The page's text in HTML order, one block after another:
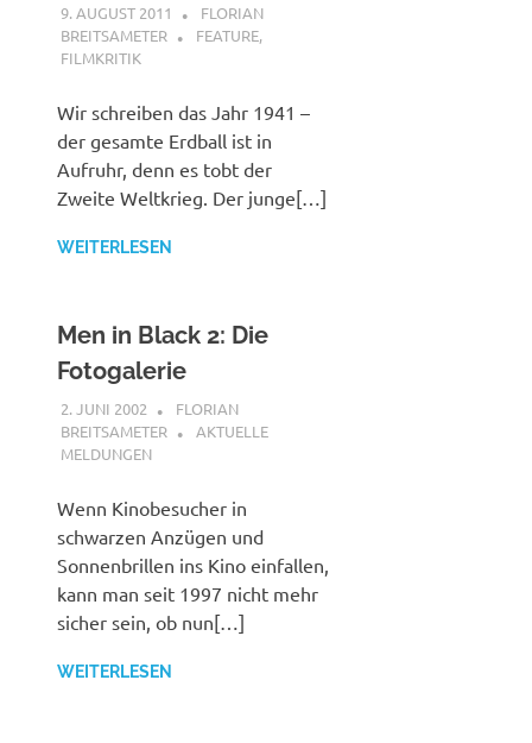
9. AUGUST 2011
FLORIAN
BREITSAMETER
FEATURE,
FILMKRITIK
Wir schreiben das Jahr 1941 –
der gesamte Erdball ist in
Aufruhr, denn es tobt der
Zweite Weltkrieg. Der junge[…]
WEITERLESEN
Men in Black 2: Die
Fotogalerie
2. JUNI 2002
FLORIAN
BREITSAMETER
AKTUELLE
MELDUNGEN
Wenn Kinobesucher in
schwarzen Anzügen und
Sonnenbrillen ins Kino einfallen,
kann man seit 1997 nicht mehr
sicher sein, ob nun[…]
WEITERLESEN